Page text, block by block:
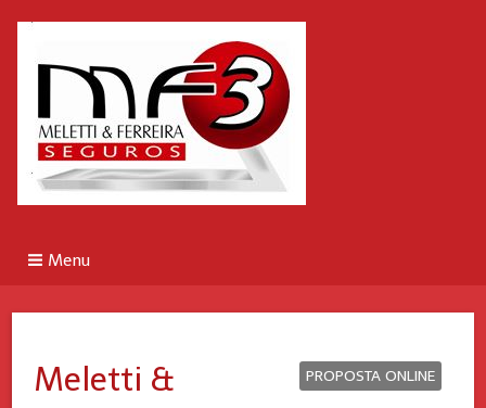
Menu
PROPOSTA ONLINE
Meletti &